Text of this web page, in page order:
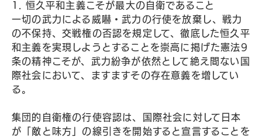
1. 恒久平和主義こそが最大の自衛であること
一切の武力による威嚇・武力の行使を放棄し、戦力
の不保持、交戦権の否認を規定して、徹底した恒久平
和主義を実現しようとすることを崇高に掲げた憲法9
条の精神こそが、武力紛争が依然として絶え間ない国
際社会において、ますますその存在意義を増してい
る。
集団的自衛権の行使容認は、国際社会に対して日本
が「敵と味方」の線引きを開始すると宣言することを